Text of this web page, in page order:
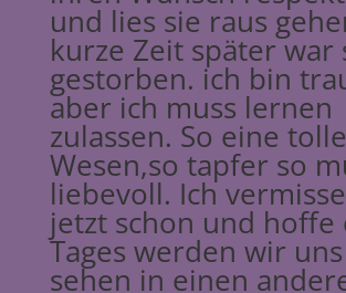
und lies sie raus
kurze Zeit später war
gestorben. ich bin
aber ich muss
zulassen. So eine
Wesen,so tapfer so
liebevoll. Ich
jetzt schon und hoffe
Tages werden wir
sehen in einen